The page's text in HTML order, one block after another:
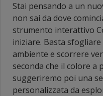
Stai pensando a un
non sai da dove
strumento interattivo
iniziare. Basta
ambiente e scorrere
seconda che il colore a
suggeriremo poi una
personalizzata da